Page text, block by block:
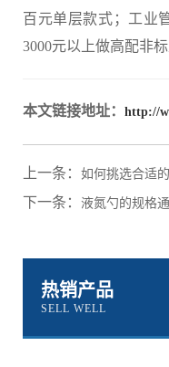
百元单层款式；工业
3000元以上做高配非标
本文链接地址： http://
上一条： 如何挑选合适
下一条： 液氮勺的规格
热销产品
SELL WELL